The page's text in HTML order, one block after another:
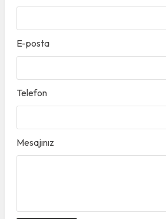
E-posta
Telefon
Mesajınız